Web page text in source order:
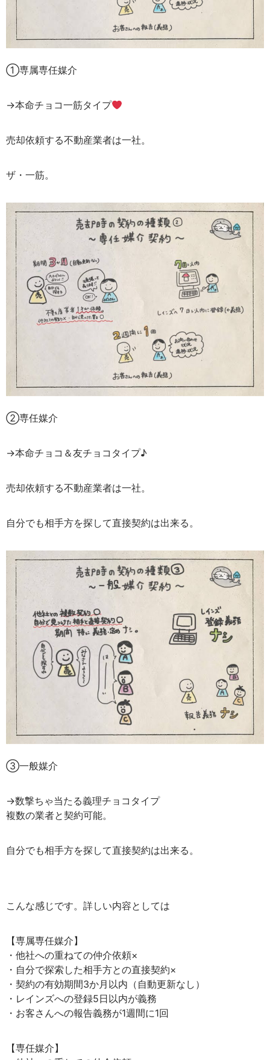
①専属専任媒介
→本命チョコ一筋タイプ
売却依頼する不動産業者は一社。
ザ・一筋。
②専任媒介
→本命チョコ＆友チョコタイプ♪
売却依頼する不動産業者は一社。
自分でも相手方を探して直接契約は出来る。
③一般媒介
→数撃ちゃ当たる義理チョコタイプ
複数の業者と契約可能。
自分でも相手方を探して直接契約は出来る。
こんな感じです。詳しい内容としては
【専属専任媒介】
・他社への重ねての仲介依頼×
・自分で探索した相手方との直接契約×
・契約の有効期間3か月以内（自動更新なし）
・レインズへの登録5日以内が義務
・お客さんへの報告義務が1週間に1回
【専任媒介】